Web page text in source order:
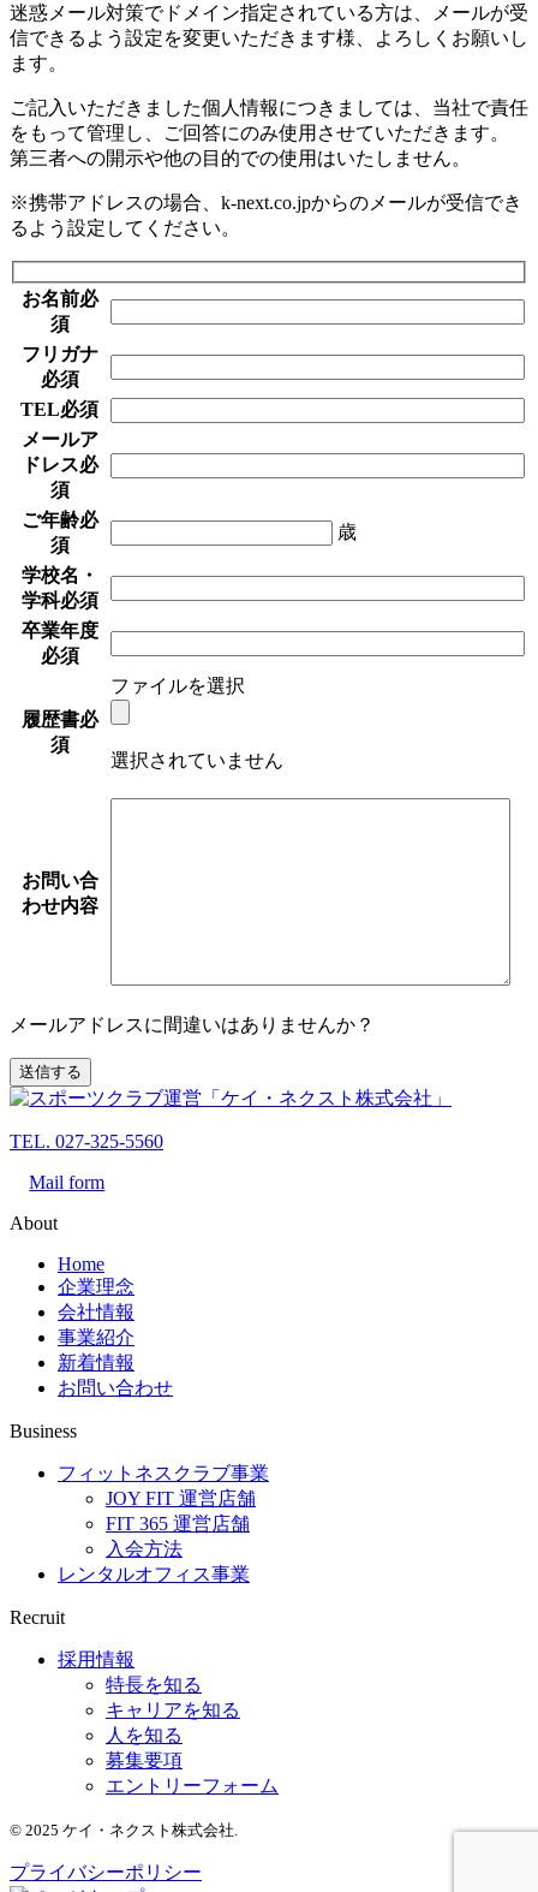
迷惑メール対策でドメイン指定されている方は、メールが受
信できるよう設定を変更いただきます様、よろしくお願いし
ます。
ご記入いただきました個人情報につきましては、当社で責任
をもって管理し、ご回答にのみ使用させていただきます。
第三者への開示や他の目的での使用はいたしません。
※携帯アドレスの場合、k-next.co.jpからのメールが受信でき
るよう設定してください。
お名前必
須
フリガナ
必須
TEL必須
メールア
ドレス必
須
ご年齢必
須
歳
学校名・
学科必須
卒業年度
必須
履歴書必
須
ファイルを選択
選択されていません
お問い合
わせ内容
メールアドレスに間違いはありませんか？
TEL. 027-325-5560
Mail form
About
Home
企業理念
会社情報
事業紹介
新着情報
お問い合わせ
Business
フィットネスクラブ事業
JOY FIT 運営店舗
FIT 365 運営店舗
入会方法
レンタルオフィス事業
Recruit
採用情報
特長を知る
キャリアを知る
人を知る
募集要項
エントリーフォーム
© 2025 ケイ・ネクスト株式会社.
プライバシーポリシー